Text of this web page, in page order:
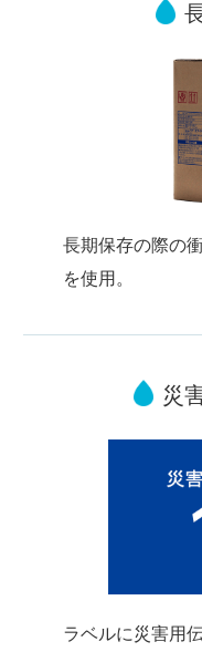
長期保存の際の
を使用。
災
ラベルに災害用